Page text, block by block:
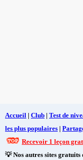
Accueil | Club | Test de
les plus populaires |
Recevoir 1 leçon
💡 Nos autres sites gratuits